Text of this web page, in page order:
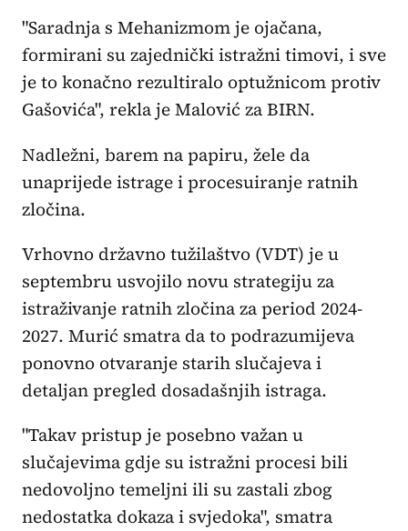
"Saradnja s Mehanizmom je ojačana,
formirani su zajednički istražni timovi, i sve
je to konačno rezultiralo optužnicom protiv
Gašovića", rekla je Malović za BIRN.
Nadležni, barem na papiru, žele da
unaprijede istrage i procesuiranje ratnih
zločina.
Vrhovno državno tužilaštvo (VDT) je u
septembru usvojilo novu strategiju za
istraživanje ratnih zločina za period 2024-
2027. Murić smatra da to podrazumijeva
ponovno otvaranje starih slučajeva i
detaljan pregled dosadašnjih istraga.
"Takav pristup je posebno važan u
slučajevima gdje su istražni procesi bili
nedovoljno temeljni ili su zastali zbog
nedostatka dokaza i svjedoka", smatra